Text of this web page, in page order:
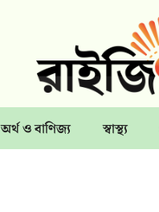
অর্থ ও বাণিজ্য স্বাস্থ্য